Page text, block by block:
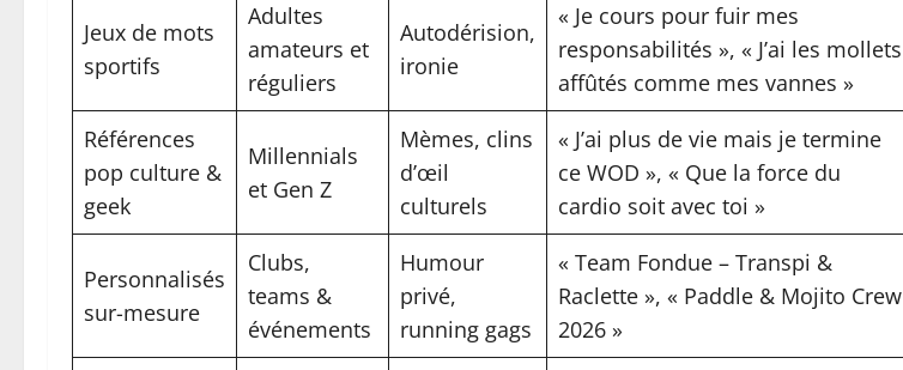
Jeux de mots
sportifs
Adultes
amateurs et
réguliers
Autodérision,
ironie
« Je cours pour fuir mes
responsabilités », « J’ai les mollets
affûtés comme mes vannes »
Références
pop culture &
geek
Millennials
et Gen Z
Mèmes, clins
d’œil
culturels
« J’ai plus de vie mais je termine
ce WOD », « Que la force du
cardio soit avec toi »
Personnalisés
sur-mesure
Clubs,
teams &
événements
Humour
privé,
running gags
« Team Fondue – Transpi &
Raclette », « Paddle & Mojito Crew
2026 »